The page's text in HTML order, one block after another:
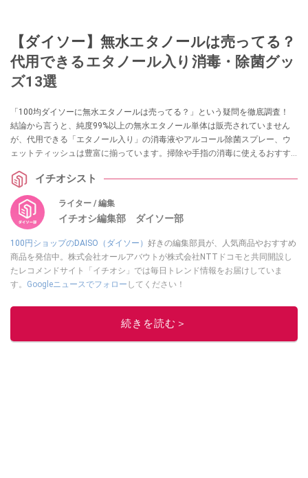
【ダイソー】無水エタノールは売ってる？
代用できるエタノール入り消毒・除菌グッ
ズ13選
「100均ダイソーに無水エタノールは売ってる？」という疑問を徹底調査！
結論から言うと、純度99%以上の無水エタノール単体は販売されていません
が、代用できる「エタノール入り」の消毒液やアルコール除菌スプレー、ウ
ェットティッシュは豊富に揃っています。掃除や手指の消毒に使えるおすす
イチオシスト
ライター / 編集
イチオシ編集部 ダイソー部
100円ショップのDAISO（ダイソー） 好きの編集部員が、人気商品やおすすめ
商品を発信中。株式会社オールアバウトが株式会社NTTドコモと共同開設し
たレコメンドサイト「イチオシ」では毎日トレンド情報をお届けしていま
す。 Googleニュースでフォロー してください！
このイチオシストの他の記事を読む
続きを読む＞